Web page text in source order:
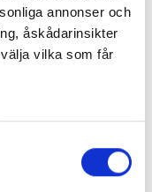
annonser och
åskådarinsikter
vilka som får
till flera meter
eller
för
avkrävs
för glipor